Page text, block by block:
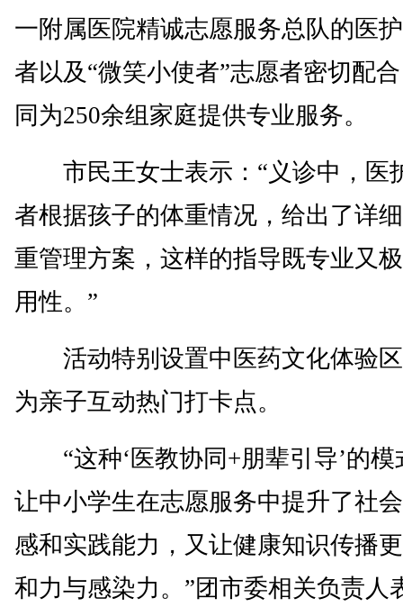
一附属医院精诚志愿服务总队的医
者以及“微笑小使者”志愿者密切配
同为250余组家庭提供专业服务。
市民王女士表示：“义诊中，医
者根据孩子的体重情况，给出了详
重管理方案，这样的指导既专业又
用性。”
活动特别设置中医药文化体验
为亲子互动热门打卡点。
“这种‘医教协同+朋辈引导’的模
让中小学生在志愿服务中提升了社
感和实践能力，又让健康知识传播
和力与感染力。”团市委相关负责人